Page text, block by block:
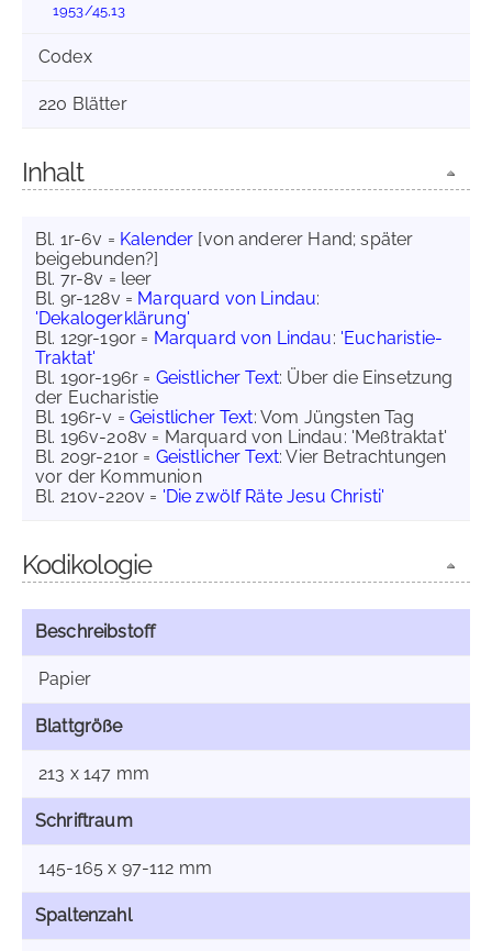
1953/45,13
Codex
220 Blätter
Inhalt
Bl. 1r-6v = Kalender [von anderer Hand; später
beigebunden?]
Bl. 7r-8v = leer
Bl. 9r-128v = Marquard von Lindau:
'Dekalogerklärung'
Bl. 129r-190r = Marquard von Lindau: 'Eucharistie-
Traktat'
Bl. 190r-196r = Geistlicher Text: Über die Einsetzung
der Eucharistie
Bl. 196r-v =Geistlicher Text: Vom Jüngsten Tag
Bl. 196v-208v = Marquard von Lindau: 'Meßtraktat'
Bl. 209r-210r = Geistlicher Text: Vier Betrachtungen
vor der Kommunion
Bl. 210v-220v = 'Die zwölf Räte Jesu Christi'
Kodikologie
Beschreibstoff
Papier
Blattgröße
213 x 147 mm
Schriftraum
145-165 x 97-112 mm
Spaltenzahl